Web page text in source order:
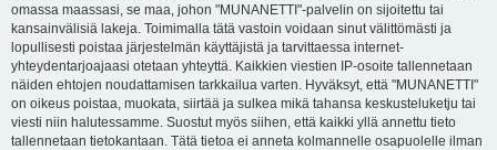
omassa maassasi, se maa, johon "MUNANETTI"-palvelin on sijoitettu tai
kansainvälisiä lakeja. Toimimalla tätä vastoin voidaan sinut välittömästi ja
lopullisesti poistaa järjestelmän käyttäjistä ja tarvittaessa internet-
yhteydentarjoajaasi otetaan yhteyttä. Kaikkien viestien IP-osoite tallennetaan
näiden ehtojen noudattamisen tarkkailua varten. Hyväksyt, että "MUNANETTI"
on oikeus poistaa, muokata, siirtää ja sulkea mikä tahansa keskusteluketju tai
viesti niin halutessamme. Suostut myös siihen, että kaikki yllä annettu tieto
tallennetaan tietokantaan. Tätä tietoa ei anneta kolmannelle osapuolelle ilman